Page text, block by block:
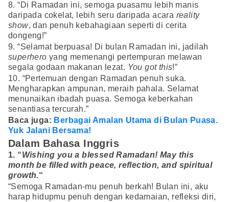
8. “Di Ramadan ini, semoga puasamu lebih manis
daripada cokelat, lebih seru daripada acara reality
show, dan penuh kebahagiaan seperti di cerita
dongeng!”
9. “Selamat berpuasa! Di bulan Ramadan ini, jadilah
superhero yang memenangi pertempuran melawan
segala godaan makanan lezat. You got this!”
10. “Pertemuan dengan Ramadan penuh suka.
Mengharapkan ampunan, meraih pahala. Selamat
menunaikan ibadah puasa. Semoga keberkahan
senantiasa tercurah.”
Baca juga: Berbagai Amalan Utama di Bulan Puasa.
Yuk Jalani Bersama!
Dalam Bahasa Inggris
1. “Wishing you a blessed Ramadan! May this
month be filled with peace, reflection, and spiritual
growth.“
“Semoga Ramadan-mu penuh berkah! Bulan ini, aku
harap hidupmu penuh dengan kedamaian, refleksi diri,